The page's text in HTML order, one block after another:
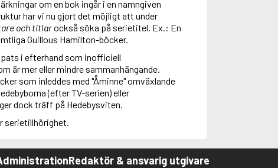
om en bok ingår i en namngiven
har vi nu gjort det möjligt att under
och titlarockså söka på serietitel. Ex.: En
Guillous Hamilton-böcker.
i efterhand som inofficiell
är mer eller mindre sammanhängande.
som inleddes med "Åminne" omväxlande
(efter TV-serien) eller
dock träff på Hedebysviten.
serietillhörighet.
Redaktör & ansvarig utgivare